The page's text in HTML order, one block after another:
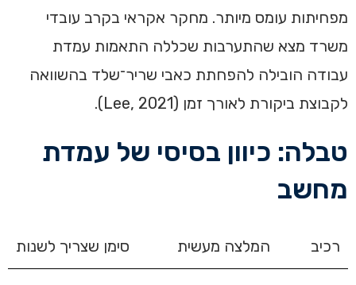
מפחיתות עומס מיותר. מחקר אקראי בקרב עובדי
משרד מצא שהתערבות שכללה התאמות עמדת
עבודה הובילה להפחתת כאבי שריר־שלד בהשוואה
לקבוצת ביקורת לאורך זמן (Lee, 2021).
טבלה: כיוון בסיסי של עמדת
מחשב
רכיב המלצה מעשית סימן שצריך לשנות